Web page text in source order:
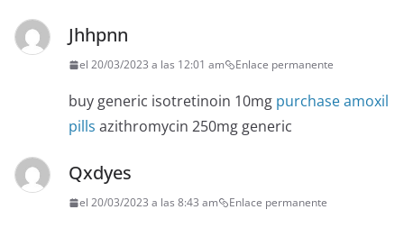
Jhhpnn
el 20/03/2023 a las 12:01 am Enlace permanente
buy generic isotretinoin 10mg purchase amoxil
pills azithromycin 250mg generic
Qxdyes
el 20/03/2023 a las 8:43 am Enlace permanente